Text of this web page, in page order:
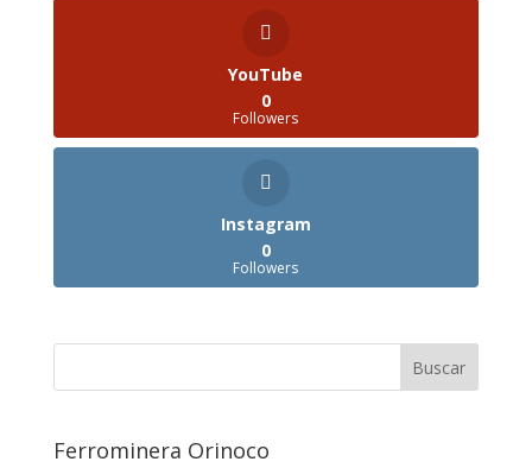
YouTube
0
Followers
Instagram
0
Followers
Ferrominera Orinoco